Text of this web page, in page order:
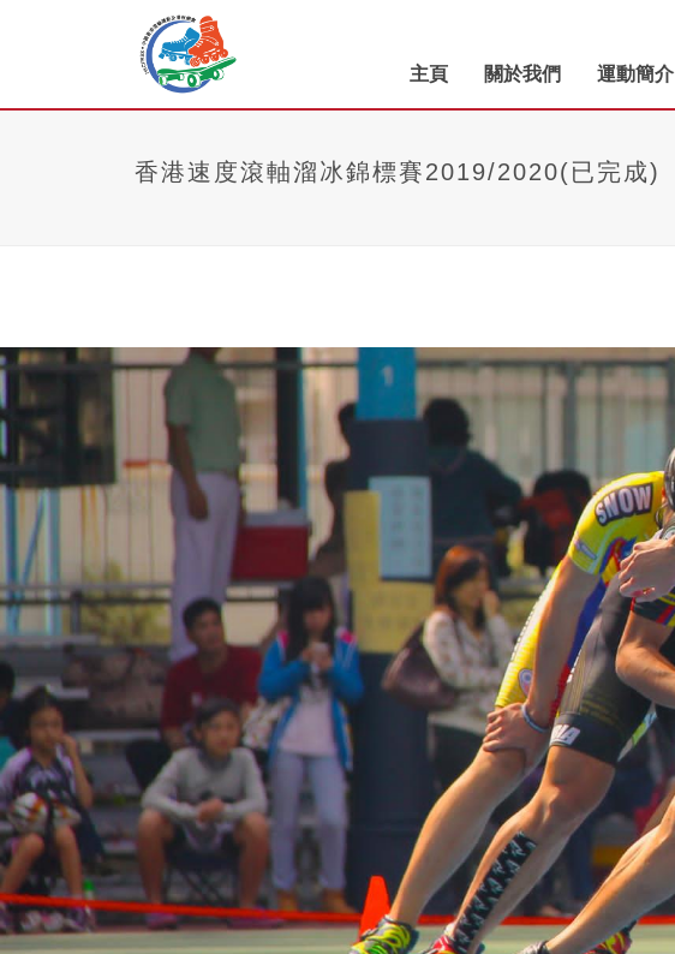
主頁 關於我們 運動簡介
香港速度滾軸溜冰錦標賽2019/2020(已完成)